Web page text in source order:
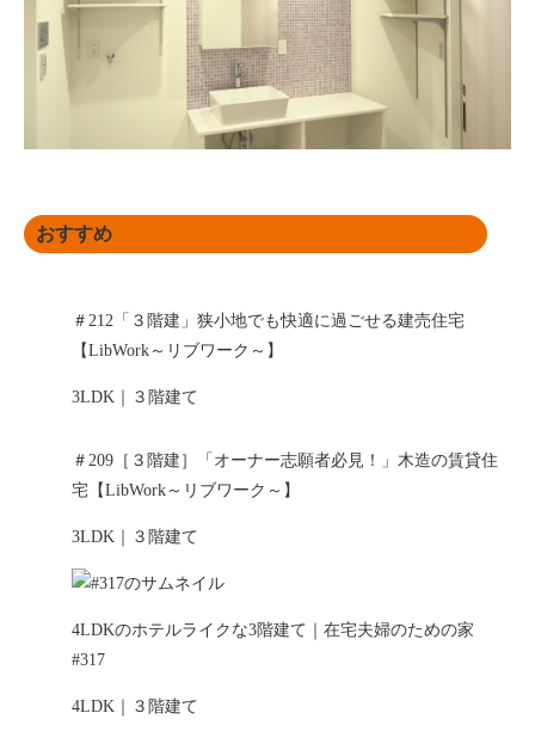
おすすめ
＃212「３階建」狭小地でも快適に過ごせる建売住宅
【LibWork～リブワーク～】
3LDK｜３階建て
＃209［３階建］「オーナー志願者必見！」木造の賃貸住
宅【LibWork～リブワーク～】
3LDK｜３階建て
4LDKのホテルライクな3階建て｜在宅夫婦のための家
#317
4LDK｜３階建て